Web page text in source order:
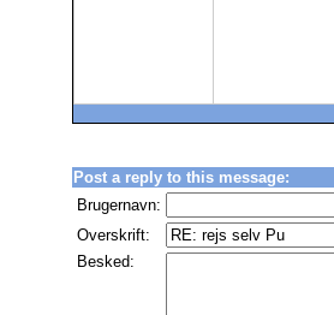
Post a reply to this message:
Brugernavn:
Overskrift:
Besked: